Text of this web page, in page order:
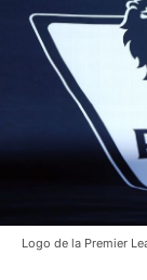
Logo de la Premier